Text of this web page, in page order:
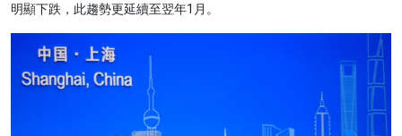
明顯下跌，此趨勢更延續至翌年1月。